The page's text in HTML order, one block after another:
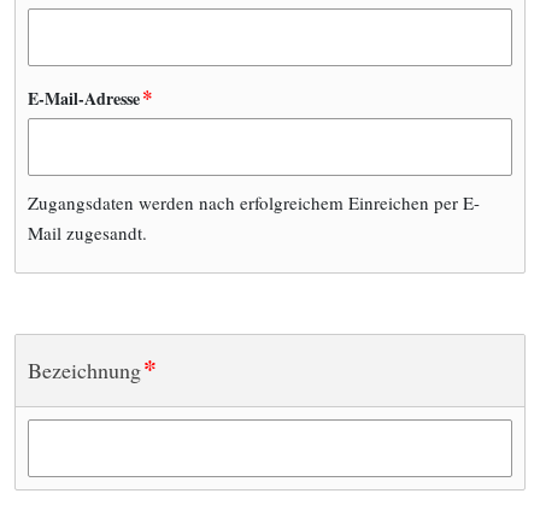
E-Mail-Adresse*
Zugangsdaten werden nach erfolgreichem Einreichen per E-
Mail zugesandt.
Bezeichnung*